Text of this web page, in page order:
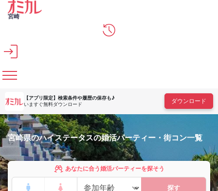
メインコンテンツへスキップ
宮崎
【アプリ限定】 検索条件や履歴の保存も♪
いますぐ無料ダウンロード
ダウンロード
宮崎県のハイステータスの婚活パーティー・街コン一覧
あなたに合う婚活パーティーを探そう
探す